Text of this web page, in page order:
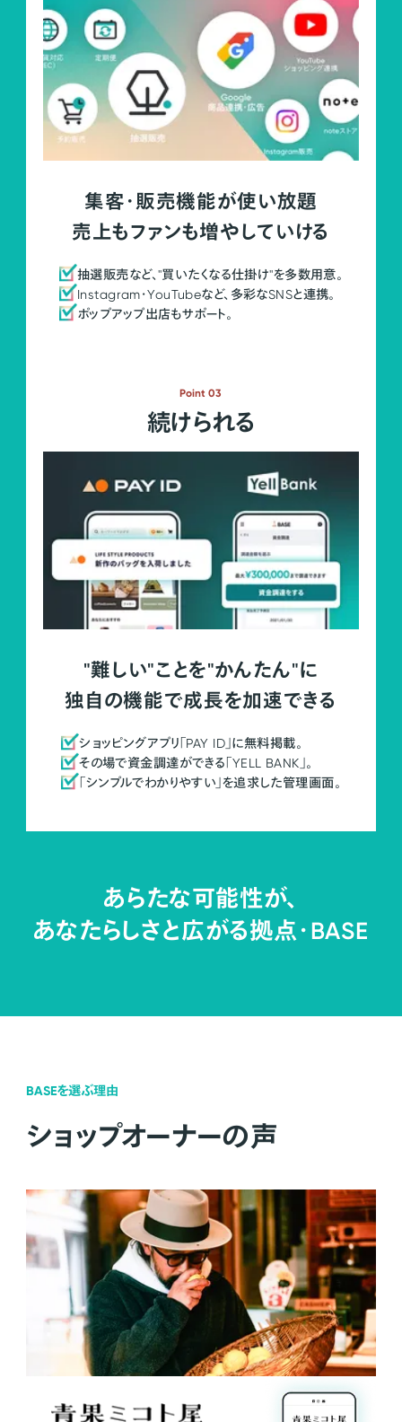
集客・販売機能が使い放題
売上もファンも増やしていける
抽選販売など、"買いたくなる仕掛け"を多数用意。
Instagram・YouTubeなど、多彩なSNSと連携。
ポップアップ出店もサポート。
Point 03
続けられる
"難しい"ことを"かんたん"に
独自の機能で成長を加速できる
ショッピングアプリ「PAY ID」に無料掲載。
その場で資金調達ができる「YELL BANK」。
「シンプルでわかりやすい」を追求した管理画面。
あらたな可能性が、
あなたらしさと広がる拠点・BASE
BASEを選ぶ理由
ショップオーナーの声